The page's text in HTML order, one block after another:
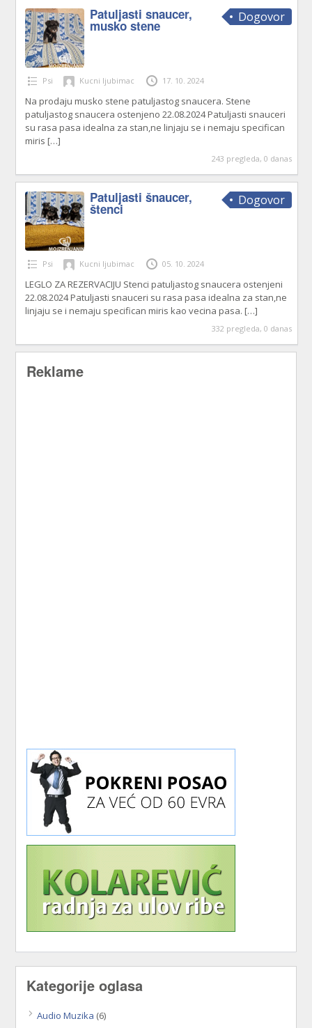
Dogovor
Patuljasti snaucer,
musko stene
Psi Kucni ljubimac 17. 10. 2024
Na prodaju musko stene patuljastog snaucera. Stene
patuljastog snaucera ostenjeno 22.08.2024 Patuljasti snauceri
su rasa pasa idealna za stan,ne linjaju se i nemaju specifican
miris […]
243 pregleda, 0 danas
Dogovor
Patuljasti šnaucer,
štenci
Psi Kucni ljubimac 05. 10. 2024
LEGLO ZA REZERVACIJU Stenci patuljastog snaucera ostenjeni
22.08.2024 Patuljasti snauceri su rasa pasa idealna za stan,ne
linjaju se i nemaju specifican miris kao vecina pasa. […]
332 pregleda, 0 danas
Reklame
Kategorije oglasa
Audio Muzika (6)